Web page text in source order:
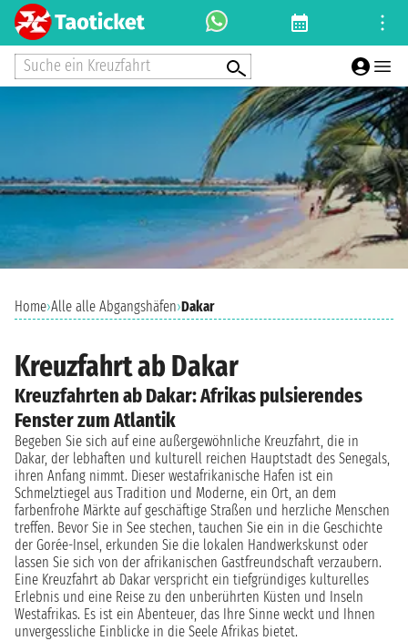
Suche ein Kreuzfahrt
Home›Alle alle Abgangshäfen›Dakar
Kreuzfahrt ab Dakar
Kreuzfahrten ab Dakar: Afrikas pulsierendes
Fenster zum Atlantik
Begeben Sie sich auf eine außergewöhnliche Kreuzfahrt, die in
Dakar, der lebhaften und kulturell reichen Hauptstadt des Senegals,
ihren Anfang nimmt. Dieser westafrikanische Hafen ist ein
Schmelztiegel aus Tradition und Moderne, ein Ort, an dem
farbenfrohe Märkte auf geschäftige Straßen und herzliche Menschen
treffen. Bevor Sie in See stechen, tauchen Sie ein in die Geschichte
der Gorée-Insel, erkunden Sie die lokalen Handwerkskunst oder
lassen Sie sich von der afrikanischen Gastfreundschaft verzaubern.
Eine Kreuzfahrt ab Dakar verspricht ein tiefgründiges kulturelles
Erlebnis und eine Reise zu den unberührten Küsten und Inseln
Westafrikas. Es ist ein Abenteuer, das Ihre Sinne weckt und Ihnen
unvergessliche Einblicke in die Seele Afrikas bietet.